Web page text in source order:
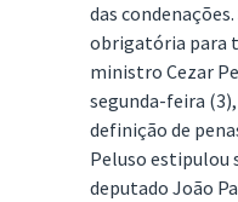
das
obrigatória para
ministro Cezar
segunda-feira
definição de
Peluso estipulou
deputado João